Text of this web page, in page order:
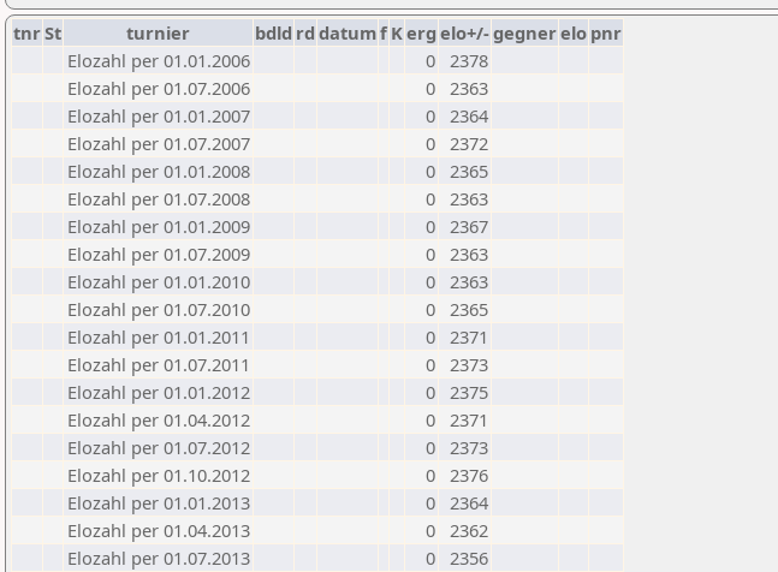
tnrSt turnier bdld rd datumf Kerg elo+/-gegnerelo pnr
Elozahl per 01.01.2006
0 2378
Elozahl per 01.07.2006
0 2363
Elozahl per 01.01.2007
0 2364
Elozahl per 01.07.2007
0 2372
Elozahl per 01.01.2008
0 2365
Elozahl per 01.07.2008
0 2363
Elozahl per 01.01.2009
0 2367
Elozahl per 01.07.2009
0 2363
Elozahl per 01.01.2010
0 2363
Elozahl per 01.07.2010
0 2365
Elozahl per 01.01.2011
0 2371
Elozahl per 01.07.2011
0 2373
Elozahl per 01.01.2012
0 2375
Elozahl per 01.04.2012
0 2371
Elozahl per 01.07.2012
0 2373
Elozahl per 01.10.2012
0 2376
Elozahl per 01.01.2013
0 2364
Elozahl per 01.04.2013
0 2362
Elozahl per 01.07.2013
0 2356